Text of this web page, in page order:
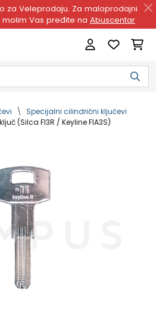
za Veleprodaju. Za maloprodajni
Vas pređite na Abuscentar
Specijalni cilindrični ključevi
(Silca FI3R / Keyline FIA3S)